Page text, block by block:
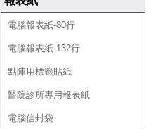
電腦報表紙-80行
電腦報表紙-132行
點陣用標籤貼紙
醫院診所專用報表紙
電腦信封袋